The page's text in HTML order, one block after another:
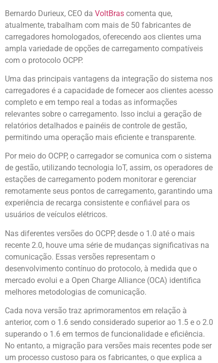
Bernardo Durieux, CEO da VoltBras comenta que,
atualmente, trabalham com mais de 50 fabricantes de
carregadores homologados, oferecendo aos clientes uma
ampla variedade de opções de carregamento compatíveis
com o protocolo OCPP.
Uma das principais vantagens da integração do sistema nos
carregadores é a capacidade de fornecer aos clientes acesso
completo e em tempo real a todas as informações
relevantes sobre o carregamento. Isso inclui a geração de
relatórios detalhados e painéis de controle de gestão,
permitindo uma operação mais eficiente e transparente.
Por meio do OCPP, o carregador se comunica com o sistema
de gestão, utilizando tecnologia IoT, assim, os operadores de
estações de carregamento podem monitorar e gerenciar
remotamente seus pontos de carregamento, garantindo uma
experiência de recarga consistente e confiável para os
usuários de veículos elétricos.
Nas diferentes versões do OCPP, desde o 1.0 até o mais
recente 2.0, houve uma série de mudanças significativas na
comunicação. Essas versões representam o
desenvolvimento contínuo do protocolo, à medida que o
mercado evolui e a Open Charge Alliance (OCA) identifica
melhores metodologias de comunicação.
Cada nova versão traz aprimoramentos em relação à
anterior, com o 1.6 sendo considerado superior ao 1.5 e o 2.0
superando o 1.6 em termos de funcionalidade e eficiência.
No entanto, a migração para versões mais recentes pode ser
um processo custoso para os fabricantes, o que explica a